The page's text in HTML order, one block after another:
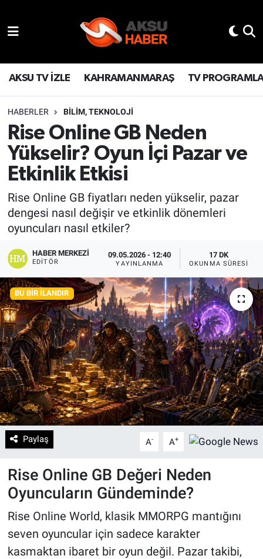
AKSU TV İZLE KAHRAMANMARAŞ TV
HABERLER BILIM, TEKNOLOJI
Rise Online GB Neden
Yükselir? Oyun İçi Pazar ve
Etkinlik Etkisi
Rise Online GB fiyatları neden yükselir, pazar
dengesi nasıl değişir ve etkinlik dönemleri
oyuncuları nasıl etkiler?
HABER MERKEZI
EDITÖR
09.05.2026 - 12:40
YAYINLANMA
17 DK
OKUNMA SÜRESI
BU BIR İLANDIR
Paylaş A- A+
Rise Online GB Değeri Neden
Oyuncuların Gündeminde?
Rise Online World, klasik MMORPG mantığını
seven oyuncular için sadece karakter
kasmaktan ibaret bir oyun değil. Pazar takibi,
TÜRKİYE
KAHRAMANMARAŞ
SPOR
GÜNDEM
POLİTİKA
DÜNYA
BİLİM
EĞİTİM
EKONOMİ
KÜLTÜR-SANAT
MAGAZİN
SAĞLIK
TEKNOLOJİ
Nöbetçi Eczaneler
Hava Durumu
Kahramanmaraş Namaz Vakitleri
Trafik Durumu
TFF 2.Lig Kırmızı Grup Puan Durumu ve Fikstür
Tüm Manşetler
Son Dakika Haberleri
Haber Arşivi